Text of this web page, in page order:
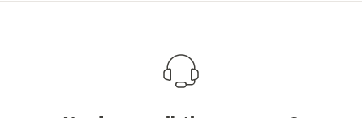
Bu ürüne benzer farklı alternatifler olmalı.